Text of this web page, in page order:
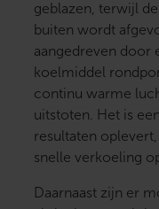
geblazen, terwijl
buiten wordt
aangedreven door
koelmiddel
continu warme
uitstoten. Het is
resultaten
snelle verkoeling
Daarnaast zijn er